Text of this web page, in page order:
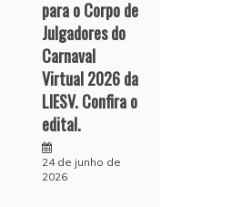
para o Corpo de
Julgadores do
Carnaval
Virtual 2026 da
LIESV. Confira o
edital.
24 de junho de
2026